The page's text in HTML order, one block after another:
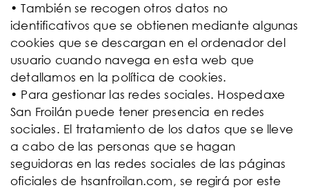
• También se recogen otros datos no
identificativos que se obtienen mediante algunas
cookies que se descargan en el ordenador del
usuario cuando navega en esta web que
detallamos en la política de cookies.
• Para gestionar las redes sociales. Hospedaxe
San Froilán puede tener presencia en redes
sociales. El tratamiento de los datos que se lleve
a cabo de las personas que se hagan
seguidoras en las redes sociales de las páginas
oficiales de hsanfroilan.com, se regirá por este